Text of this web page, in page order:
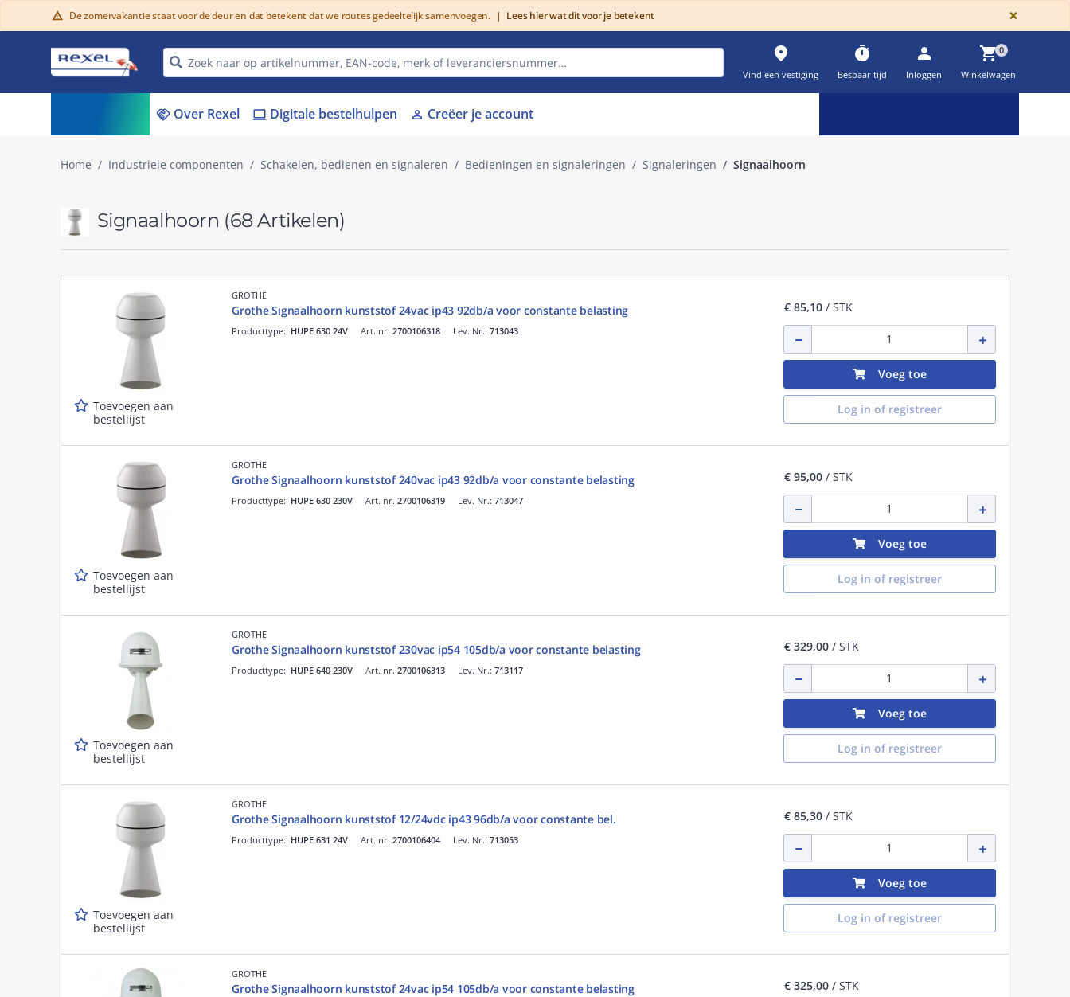
warning De zomervakantie staat voor de deur en dat betekent dat we routes gedeeltelijk samenvoegen. | Lees hier wat dit voor je betekent ×
place
Vind een vestiging
timer
Bespaar tijd
person
Inloggen
shopping_cart0
Winkelwagen
handshake Over Rexel laptop Digitale bestelhulpen person Creëer je account
Home Industriele componenten Schakelen, bedienen en signaleren Bedieningen en signaleringen Signaleringen Signaalhoorn
Signaalhoorn (68 Artikelen)
Toevoegen aan
bestellijst
GROTHE
Grothe Signaalhoorn kunststof 24vac ip43 92db/a voor constante belasting
Art. nr. 2700106318
Producttype: HUPE 630 24V Lev. Nr.: 713043
€ 85,10/ STK
Voeg toe
Log in of registreer
Toevoegen aan
bestellijst
GROTHE
Grothe Signaalhoorn kunststof 240vac ip43 92db/a voor constante belasting
Art. nr. 2700106319
Producttype: HUPE 630 230V Lev. Nr.: 713047
€ 95,00/ STK
Voeg toe
Log in of registreer
Toevoegen aan
bestellijst
GROTHE
Grothe Signaalhoorn kunststof 230vac ip54 105db/a voor constante belasting
Art. nr. 2700106313
Producttype: HUPE 640 230V Lev. Nr.: 713117
€ 329,00/ STK
Voeg toe
Log in of registreer
Toevoegen aan
bestellijst
GROTHE
Grothe Signaalhoorn kunststof 12/24vdc ip43 96db/a voor constante bel.
Art. nr. 2700106404
Producttype: HUPE 631 24V Lev. Nr.: 713053
€ 85,30/ STK
Voeg toe
Log in of registreer
GROTHE
Grothe Signaalhoorn kunststof 24vac ip54 105db/a voor constante belasting € 325,00/ STK